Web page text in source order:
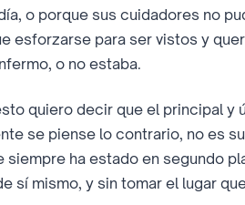
o porque sus cuidadores no
esforzarse para ser vistos y
o no estaba.
quiero decir que el principal y
se piense lo contrario, no es
siempre ha estado en segundo
sí mismo, y sin tomar el lugar